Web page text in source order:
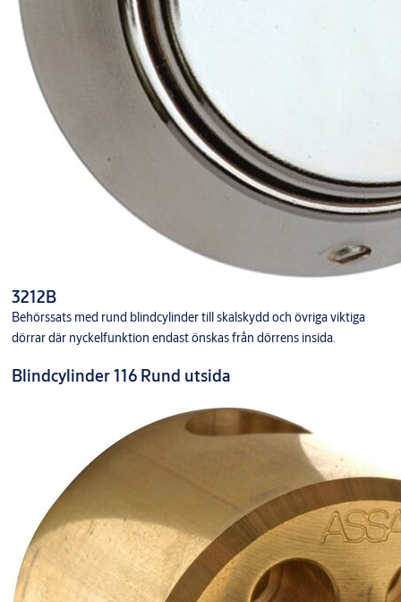
3212B
Behörssats med rund blindcylinder till skalskydd och övriga viktiga
dörrar där nyckelfunktion endast önskas från dörrens insida.
Blindcylinder 116 Rund utsida